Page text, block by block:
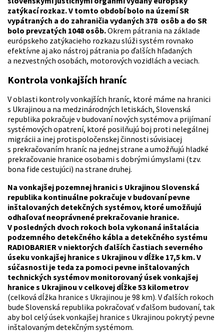
zatýkací rozkaz. V tomto období bolo na území SR
vypátraných a do zahraničia vydaných 378 osôb a do SR
bolo prevzatých 1048 osôb.Okrem pátrania na základe
európskeho zatýkacieho rozkazu slúži systém rovnako
efektívne aj ako nástroj pátrania po ďalších hľadaných
a nezvestných osobách, motorových vozidlách a veciach.
Kontrola vonkajších hraníc
V oblasti kontroly vonkajších hraníc, ktoré máme na hranici
s Ukrajinou a na medzinárodných letiskách, Slovenská
republika pokračuje v budovaní nových systémov a prijímaní
systémových opatrení, ktoré posilňujú boj proti nelegálnej
migrácii a inej protispoločenskej činnosti súvisiacej
s prekračovaním hraníc na jednej strane a umožňujú hladké
prekračovanie hranice osobami s dobrými úmyslami (tzv.
bona fide cestujúci) na strane druhej.
Na vonkajšej pozemnej hranici s Ukrajinou Slovenská
republika kontinuálne pokračuje v budovaní pevne
inštalovaných detekčných systémov, ktoré umožňujú
odhaľovať neoprávnené prekračovanie hranice.
V posledných dvoch rokoch bola vykonaná inštalácia
podzemného detekčného kábla a detekčného systému
RADIOBARIER v niektorých ďalších častiach severného
úseku vonkajšej hranice s Ukrajinou v dĺžke 17,5 km. V
súčasnosti je teda za pomoci pevne inštalovaných
technických systémov monitorovaný úsek vonkajšej
hranice s Ukrajinou v celkovej dĺžke 53 kilometrov
(celková dĺžka hranice s Ukrajinou je 98 km). V ďalších rokoch
bude Slovenská republika pokračovať v ďalšom budovaní, tak
aby bol celý úsek vonkajšej hranice s Ukrajinou pokrytý pevne
inštalovaným detekčným systémom.